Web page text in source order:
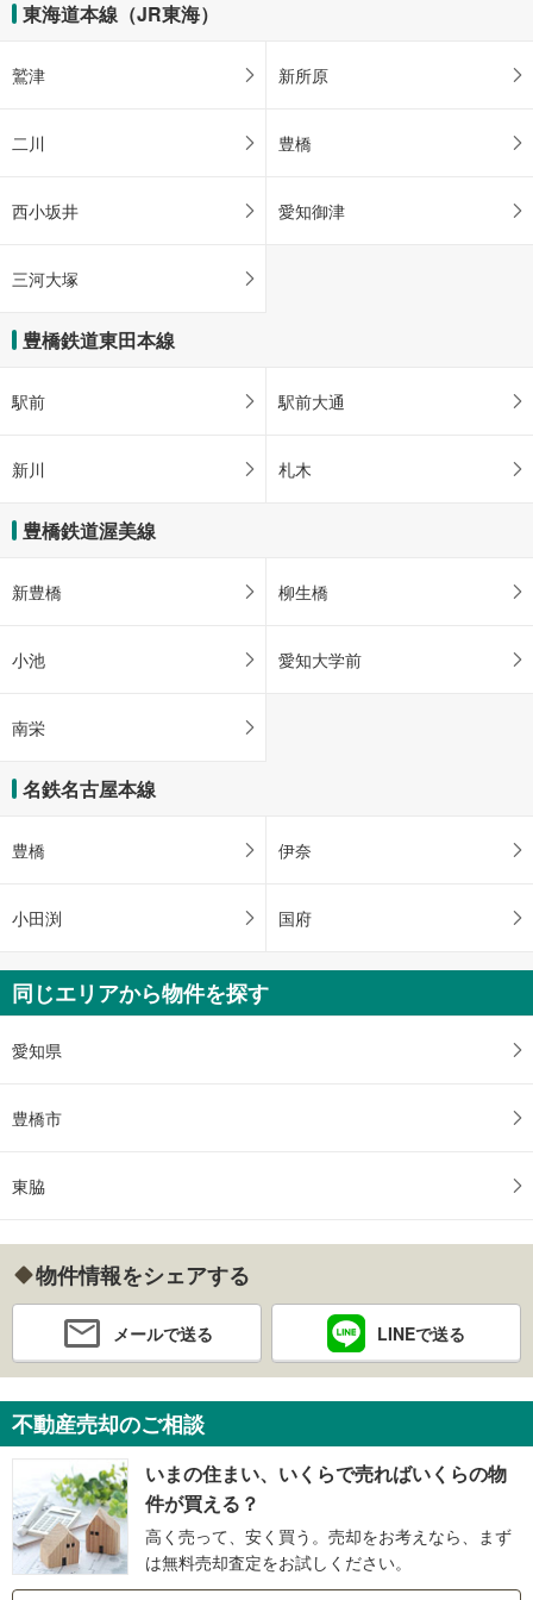
東海道本線（JR東海）
鷲津 新所原
二川 豊橋
西小坂井 愛知御津
三河大塚
豊橋鉄道東田本線
駅前 駅前大通
新川 札木
豊橋鉄道渥美線
新豊橋 柳生橋
小池 愛知大学前
南栄
名鉄名古屋本線
豊橋 伊奈
小田渕 国府
同じエリアから物件を探す
愛知県
豊橋市
東脇
物件情報をシェアする
メールで送る LINEで送る
不動産売却のご相談
いまの住まい、いくらで売ればいくらの物
件が買える？
高く売って、安く買う。売却をお考えなら、まず
は無料売却査定をお試しください。